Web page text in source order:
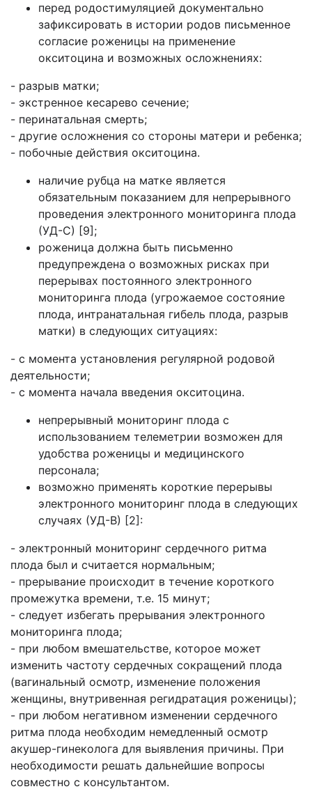
перед родостимуляцией документально
зафиксировать в истории родов письменное
согласие роженицы на применение
окситоцина и возможных осложнениях:
- разрыв матки;
- экстренное кесарево сечение;
- перинатальная смерть;
- другие осложнения со стороны матери и ребенка;
- побочные действия окситоцина.
наличие рубца на матке является
обязательным показанием для непрерывного
проведения электронного мониторинга плода
(УД-С) [9];
роженица должна быть письменно
предупреждена о возможных рисках при
перерывах постоянного электронного
мониторинга плода (угрожаемое состояние
плода, интранатальная гибель плода, разрыв
матки) в следующих ситуациях:
- с момента установления регулярной родовой
деятельности;
- с момента начала введения окситоцина.
непрерывный мониторинг плода с
использованием телеметрии возможен для
удобства роженицы и медицинского
персонала;
возможно применять короткие перерывы
электронного мониторинг плода в следующих
случаях (УД-В) [2]:
- электронный мониторинг сердечного ритма
плода был и считается нормальным;
- прерывание происходит в течение короткого
промежутка времени, т.е. 15 минут;
- следует избегать прерывания электронного
мониторинга плода;
- при любом вмешательстве, которое может
изменить частоту сердечных сокращений плода
(вагинальный осмотр, изменение положения
женщины, внутривенная регидратация роженицы);
- при любом негативном изменении сердечного
ритма плода необходим немедленный осмотр
акушер-гинеколога для выявления причины. При
необходимости решать дальнейшие вопросы
совместно с консультантом.